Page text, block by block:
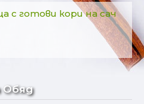
с готови кори на сач
Обяд